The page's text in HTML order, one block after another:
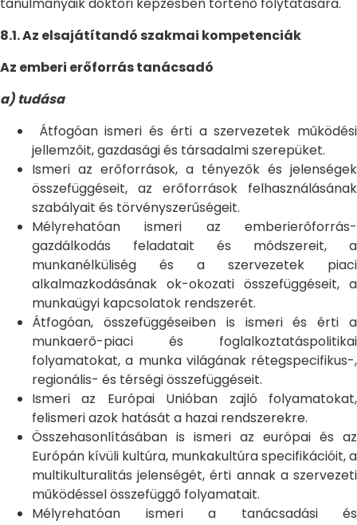
8.1. Az elsajátítandó szakmai kompetenciák
Az emberi erőforrás tanácsadó
a) tudása
Átfogóan ismeri és érti a szervezetek működési
jellemzőit, gazdasági és társadalmi szerepüket.
Ismeri az erőforrások, a tényezők és jelenségek
összefüggéseit, az erőforrások felhasználásának
szabályait és törvényszerűségeit.
Mélyrehatóan ismeri az emberierőforrás-
gazdálkodás feladatait és módszereit, a
munkanélküliség és a szervezetek piaci
alkalmazkodásának ok-okozati összefüggéseit, a
munkaügyi kapcsolatok rendszerét.
Átfogóan, összefüggéseiben is ismeri és érti a
munkaerő-piaci és foglalkoztatáspolitikai
folyamatokat, a munka világának rétegspecifikus-,
regionális- és térségi összefüggéseit.
Ismeri az Európai Unióban zajló folyamatokat,
felismeri azok hatását a hazai rendszerekre.
Összehasonlításában is ismeri az európai és az
Európán kívüli kultúra, munkakultúra specifikációit, a
multikulturalitás jelenségét, érti annak a szervezeti
működéssel összefüggő folyamatait.
Mélyrehatóan ismeri a tanácsadási és